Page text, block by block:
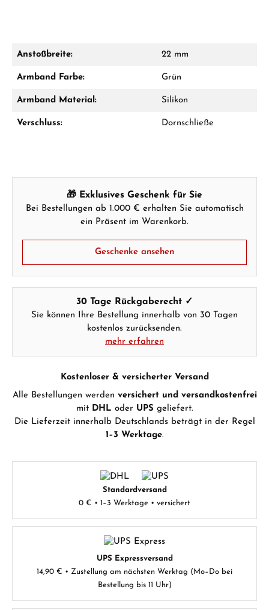
Ab 1.000 € Bestellwert erhalten Sie ein
Hersteller- & Produktsicherheit
Anstoßbreite: 22 mm
Armband Farbe: Grün
Armband Material: Silikon
Verschluss: Dornschließe
🎁 Exklusives Geschenk für Sie
Bei Bestellungen ab 1.000 € erhalten Sie automatisch
ein Präsent im Warenkorb.
Geschenke ansehen
30 Tage Rückgaberecht ✓
Sie können Ihre Bestellung innerhalb von 30 Tagen
kostenlos zurücksenden.
mehr erfahren
Kostenloser & versicherter Versand
Alle Bestellungen werden versichert und versandkostenfrei
mit DHL oder UPS geliefert.
Die Lieferzeit innerhalb Deutschlands beträgt in der Regel
1–3 Werktage.
Standardversand
0 € • 1–3 Werktage • versichert
UPS Expressversand
14,90 € • Zustellung am nächsten Werktag (Mo–Do bei
Bestellung bis 11 Uhr)